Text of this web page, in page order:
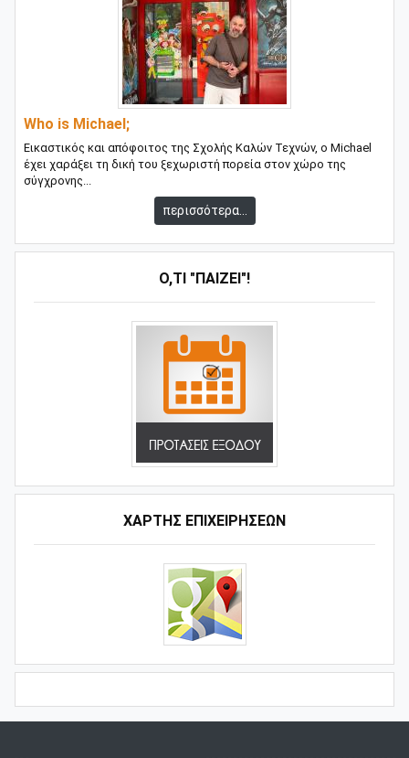
Who is Michael;
Εικαστικός και απόφοιτος της Σχολής Καλών Τεχνών, ο Michael
έχει χαράξει τη δική του ξεχωριστή πορεία στον χώρο της
σύγχρονης...
περισσότερα...
Ό,ΤΙ "ΠΑΊΖΕΙ"!
ΧΑΡΤΗΣ ΕΠΙΧΕΙΡΗΣΕΩΝ